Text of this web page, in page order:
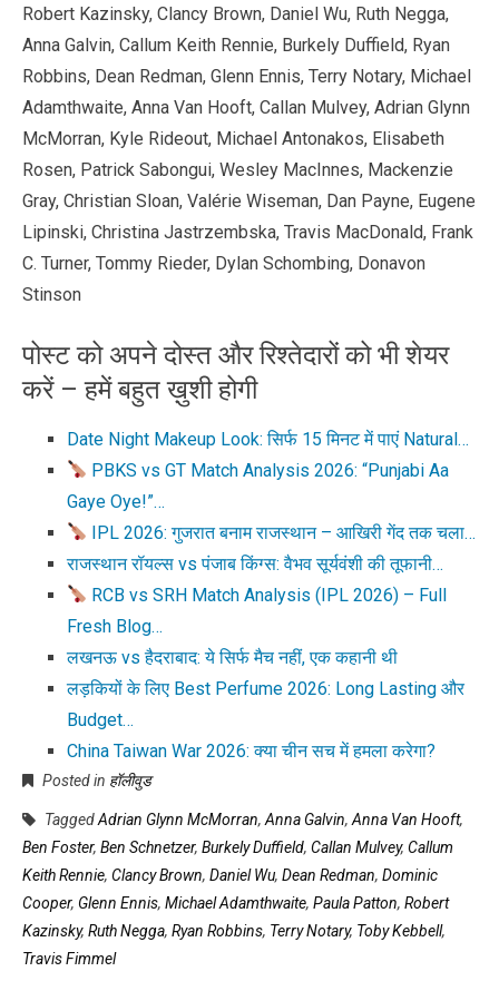
Robert Kazinsky, Clancy Brown, Daniel Wu, Ruth Negga,
Anna Galvin, Callum Keith Rennie, Burkely Duffield, Ryan
Robbins, Dean Redman, Glenn Ennis, Terry Notary, Michael
Adamthwaite, Anna Van Hooft, Callan Mulvey, Adrian Glynn
McMorran, Kyle Rideout, Michael Antonakos, Elisabeth
Rosen, Patrick Sabongui, Wesley MacInnes, Mackenzie
Gray, Christian Sloan, Valérie Wiseman, Dan Payne, Eugene
Lipinski, Christina Jastrzembska, Travis MacDonald, Frank
C. Turner, Tommy Rieder, Dylan Schombing, Donavon
Stinson
पोस्ट को अपने दोस्त और रिश्तेदारों को भी शेयर
करें – हमें बहुत ख़ुशी होगी
Date Night Makeup Look: सिर्फ 15 मिनट में पाएं Natural…
PBKS vs GT Match Analysis 2026: “Punjabi Aa
Gaye Oye!”…
IPL 2026: गुजरात बनाम राजस्थान – आखिरी गेंद तक चला…
राजस्थान रॉयल्स vs पंजाब किंग्स: वैभव सूर्यवंशी की तूफानी…
RCB vs SRH Match Analysis (IPL 2026) – Full
Fresh Blog…
लखनऊ vs हैदराबाद: ये सिर्फ मैच नहीं, एक कहानी थी
लड़कियों के लिए Best Perfume 2026: Long Lasting और
Budget…
China Taiwan War 2026: क्या चीन सच में हमला करेगा?
Posted in हॉलीवुड
TaggedAdrian Glynn McMorran, Anna Galvin, Anna Van Hooft,
Ben Foster, Ben Schnetzer, Burkely Duffield, Callan Mulvey, Callum
Keith Rennie, Clancy Brown, Daniel Wu, Dean Redman, Dominic
Cooper, Glenn Ennis, Michael Adamthwaite, Paula Patton, Robert
Kazinsky, Ruth Negga, Ryan Robbins, Terry Notary, Toby Kebbell,
Travis Fimmel